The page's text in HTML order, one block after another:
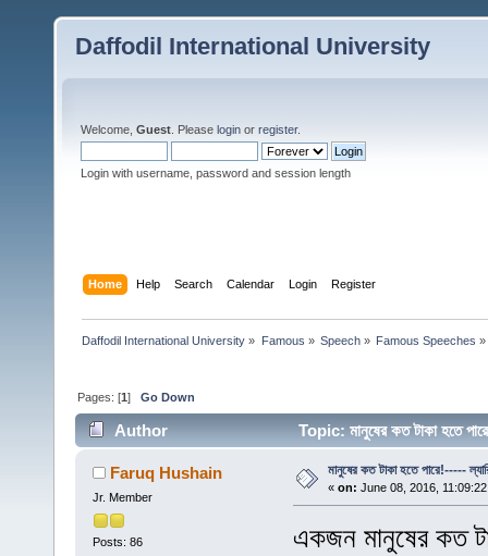
Daffodil International University
Welcome, Guest . Please login or register.
Login with username, password and session length
Home Help Search Calendar Login Register
Daffodil International University » Famous » Speech» Famous Speeches »
Pages: [1]Go Down
Author Topic: মানুষের কত টাকা হতে
Faruq Hushain
Jr. Member
Posts: 86
মানুষের কত টাকা হতে পারে!-----
« on: June 08, 2016,
একজন মানুষের কত